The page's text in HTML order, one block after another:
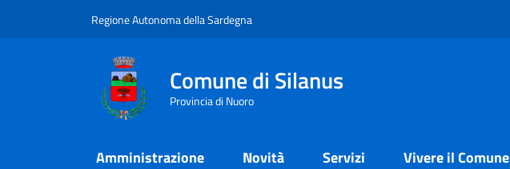
Regione Autonoma della Sardegna
Comune di Silanus
Provincia di Nuoro
Amministrazione Novità Servizi Vivere il Comune